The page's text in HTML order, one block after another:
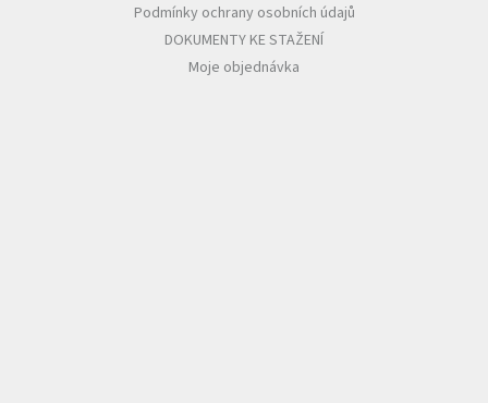
Podmínky ochrany osobních údajů
DOKUMENTY KE STAŽENÍ
Moje objednávka